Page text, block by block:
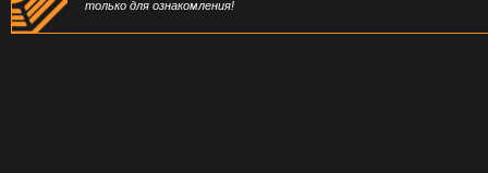
только для ознакомления!